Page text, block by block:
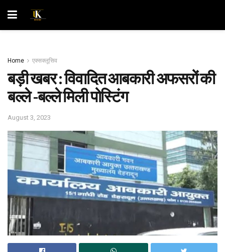
Home एक्सक्लूसिव
बड़ी खबर : विवादित आबकारी अफसरों की
बल्ले -बल्ले मिली पोस्टिंग
August 3, 2023